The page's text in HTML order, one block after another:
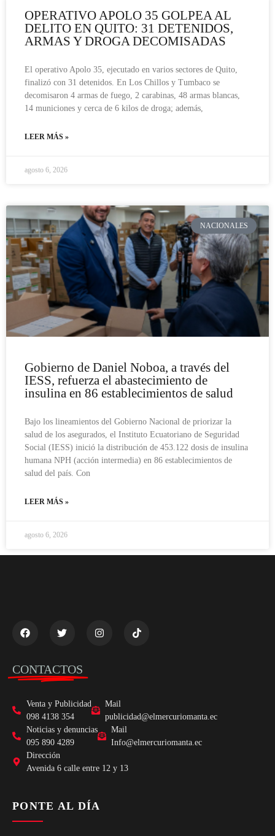
OPERATIVO APOLO 35 GOLPEA AL
DELITO EN QUITO: 31 DETENIDOS,
ARMAS Y DROGA DECOMISADAS
El operativo Apolo 35, ejecutado en varios sectores de Quito,
finalizó con 31 detenidos. En Los Chillos y Tumbaco se
decomisaron 4 armas de fuego, 2 carabinas, 48 armas blancas,
14 municiones y cerca de 6 kilos de droga; además,
LEER MÁS »
agosto 6, 2026
NACIONALES
Gobierno de Daniel Noboa, a través del
IESS, refuerza el abastecimiento de
insulina en 86 establecimientos de salud
Bajo los lineamientos del Gobierno Nacional de priorizar la
salud de los asegurados, el Instituto Ecuatoriano de Seguridad
Social (IESS) inició la distribución de 453.122 dosis de insulina
humana NPH (acción intermedia) en 86 establecimientos de
salud del país. Con
LEER MÁS »
agosto 6, 2026
CONTACTOS
Venta y Publicidad
098 4138 354
Mail
publicidad@elmercuriomanta.ec
Noticias y denuncias
095 890 4289
Mail
Info@elmercuriomanta.ec
Dirección
Avenida 6 calle entre 12 y 13
PONTE AL DÍA